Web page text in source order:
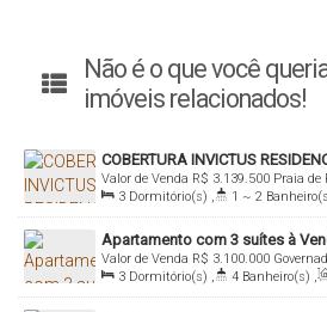
Não é o que você
imóveis relacionados!
COBERTURA INVICTUS
R$ 3.139.500
Valor de Venda
Praia de
Ramos, Santa Catarina, Brasil
3 Dormitório(s) , 1 ~ 2
Total: 309.00m² , 2 Vaga(s) ,
Apartamento com 3 suítes à
Governador Celso Ramos
R$ 3.100.000
Valor de Venda
Catarina, Brasil
3 Dormitório(s) , 4 Banheiro(s) ,
Suíte(s) , 4 Vaga(s)